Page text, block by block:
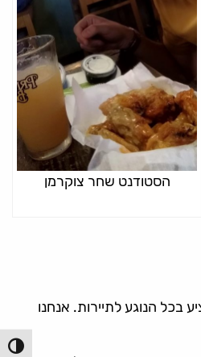
הסטודנט שחר צוקרמן
בכל הנוגע לתיירות. אנחנו